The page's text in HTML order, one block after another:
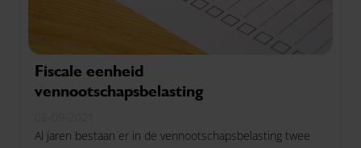
Fiscale eenheid
vennootschapsbelasting
Al jaren bestaan er in de vennootschapsbelasting twee